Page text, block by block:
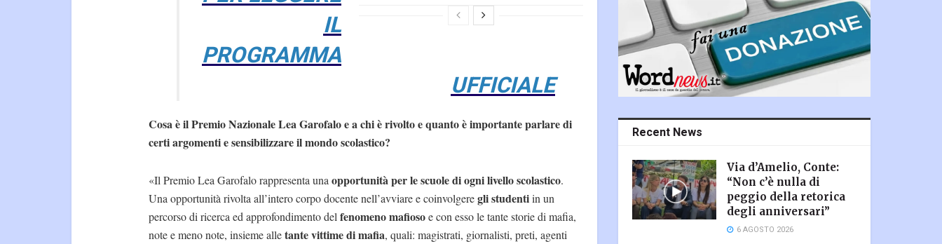
IL
PROGRAMMA
UFFICIALE
Cosa è il Premio Nazionale Lea Garofalo e a chi è rivolto e quanto è importante parlare di
certi argomenti e sensibilizzare il mondo scolastico?
«Il Premio Lea Garofalo rappresenta una opportunità per le scuole di ogni livello scolastico.
Una opportunità rivolta all’intero corpo docente nell’avviare e coinvolgeregli studentiin un
percorso di ricerca ed approfondimento del fenomeno mafiosoe con esso le tante storie di mafia,
note e meno note, insieme alletante vittime di mafia, quali: magistrati, giornalisti, preti, agenti
Recent News
Via d’Amelio, Conte:
“Non c’è nulla di
peggio della retorica
degli anniversari”
6 AGOSTO 2026